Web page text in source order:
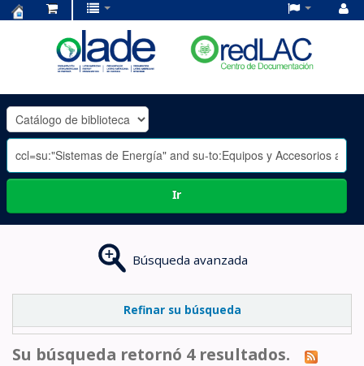
OLADE
-
Ir
Búsqueda avanzada
Refinar su búsqueda
Su búsqueda retornó 4 resultados.